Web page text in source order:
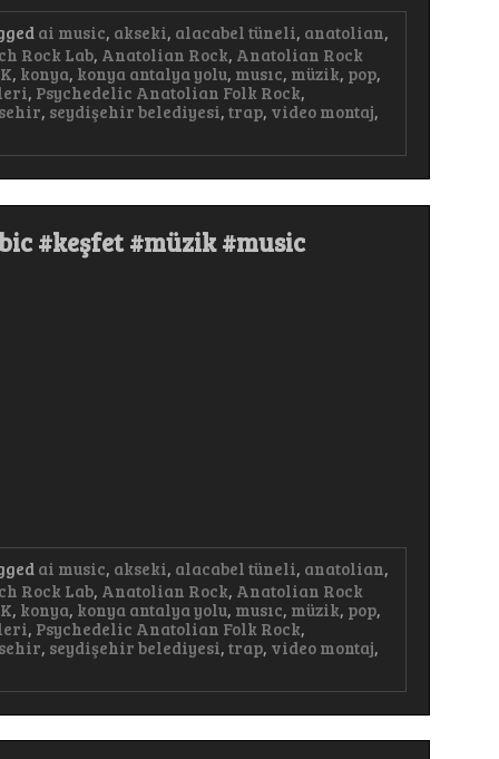
ai music, akseki, alacabel tüneli, anatolian,
Rock Lab, Anatolian Rock, Anatolian Rock
, konya, konya antalya yolu, musıc, müzik, pop,
, Psychedelic Anatolian Folk Rock,
, seydişehir belediyesi, trap, video montaj,
#keşfet #müzik #music
ai music, akseki, alacabel tüneli, anatolian,
Rock Lab, Anatolian Rock, Anatolian Rock
, konya, konya antalya yolu, musıc, müzik, pop,
, Psychedelic Anatolian Folk Rock,
, seydişehir belediyesi, trap, video montaj,